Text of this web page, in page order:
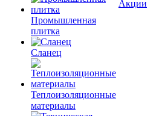
Промышленная
плитка
Сланец
Теплоизоляционные
материалы
Акции